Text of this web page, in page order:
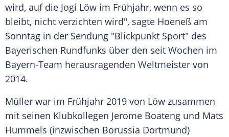
wird, auf die Jogi Löw im Frühjahr, wenn es so
bleibt, nicht verzichten wird", sagte Hoeneß am
Sonntag in der Sendung "Blickpunkt Sport" des
Bayerischen Rundfunks über den seit Wochen im
Bayern-Team herausragenden Weltmeister von
2014.
Müller war im Frühjahr 2019 von Löw zusammen
mit seinen Klubkollegen Jerome Boateng und Mats
Hummels (inzwischen Borussia Dortmund)